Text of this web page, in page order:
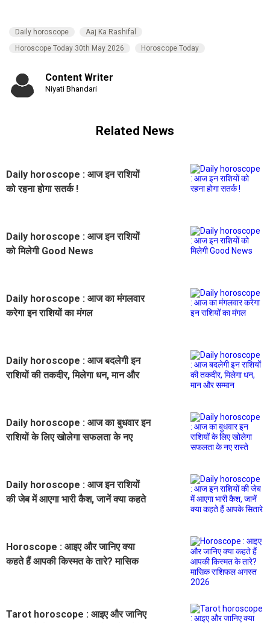
Daily horoscope
Aaj Ka Rashifal
Horoscope Today 30th May 2026
Horoscope Today
Content Writer
Niyati Bhandari
Related News
Daily horoscope : आज इन राशियों
को रहना होगा सतर्क !
Daily horoscope : आज इन राशियों
को मिलेगी Good News
Daily horoscope : आज का मंगलवार
करेगा इन राशियों का मंगल
Daily horoscope : आज बदलेगी इन
राशियों की तकदीर, मिलेगा धन, मान और
Daily horoscope : आज का बुधवार इन
राशियों के लिए खोलेगा सफलता के नए
Daily horoscope : आज इन राशियों
की जेब में आएगा भारी कैश, जानें क्या कहते
Horoscope : आइए और जानिए क्या
कहते हैं आपकी किस्मत के तारे? मासिक
Tarot horoscope : आइए और जानिए